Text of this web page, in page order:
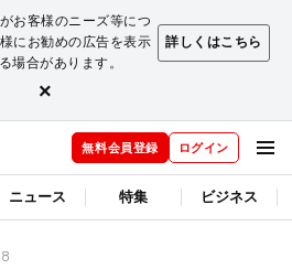
お客様のニーズ等につ
にお勧めの広告を表示
場合があります。
詳しくはこちら
×
無料会員登録 ログイン
ニュース 特集 ビジネス